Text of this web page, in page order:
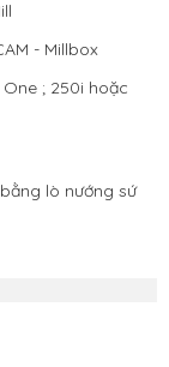
- Millbox
; 250i hoặc
lò nướng sứ